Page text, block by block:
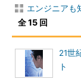
いは独立して自
ろです（ちなみ
づくりに励む。
その仕事に長期
エンジニアも
全 15 回
21世
ト